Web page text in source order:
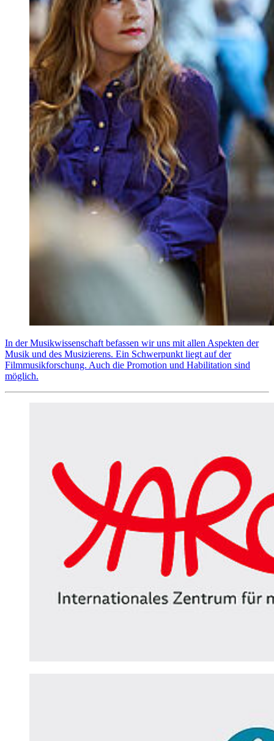
In der Musikwissenschaft befassen wir uns mit allen Aspekten der
Musik und des Musizierens. Ein Schwerpunkt liegt auf der
Filmmusikforschung. Auch die Promotion und Habilitation sind
möglich.